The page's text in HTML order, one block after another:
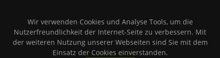
Wir verwenden Cookies und Analyse Tools, um die
Nutzerfreundlichkeit der Internet-Seite zu verbessern. Mit
der weiteren Nutzung unserer Webseiten sind Sie mit dem
Einsatz der Cookies einverstanden.